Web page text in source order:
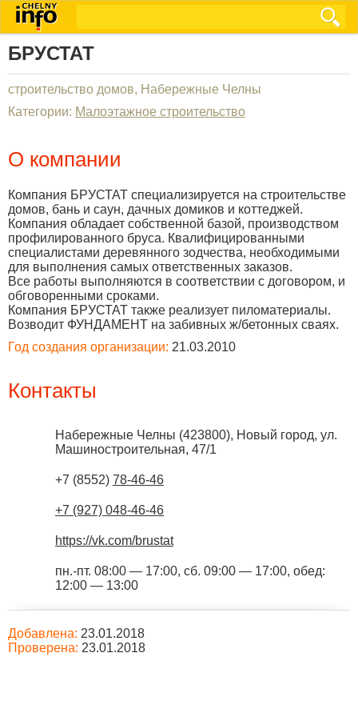
БРУСТАТ
строительство домов, Набережные Челны
Категории: Малоэтажное строительство
О компании
Компания БРУСТАТ специализируется на строительстве
домов, бань и саун, дачных домиков и коттеджей.
Компания обладает собственной базой, производством
профилированного бруса. Квалифицированными
специалистами деревянного зодчества, необходимыми
для выполнения самых ответственных заказов.
Все работы выполняются в соответствии с договором, и
обговоренными сроками.
Компания БРУСТАТ также реализует пиломатериалы.
Возводит ФУНДАМЕНТ на забивных ж/бетонных сваях.
Год создания организации: 21.03.2010
Контакты
Набережные Челны (423800), Новый город, ул.
Машиностроительная, 47/1
+7 (8552) 78-46-46
+7 (927) 048-46-46
https://vk.com/brustat
пн.-пт. 08:00 — 17:00, сб. 09:00 — 17:00, обед:
12:00 — 13:00
Добавлена: 23.01.2018
Проверена: 23.01.2018